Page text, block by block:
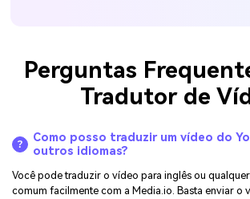
Perguntas
Tradutor de
Como posso traduzir um vídeo do
outros idiomas?
Você pode traduzir o vídeo para inglês ou
comum facilmente com a Media.io. Basta enviar o